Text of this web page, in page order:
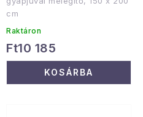
cm
Raktáron
Ft10 185
KOSÁRBA